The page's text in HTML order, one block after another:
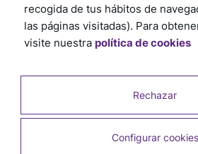
Ángulo Irregular Cromo Mate
x 2,5 m
SKU: 2363
recogida de tus hábitos de
las páginas visitadas). Para
visite nuestra política de cookies
Rechazar
Configurar cookies